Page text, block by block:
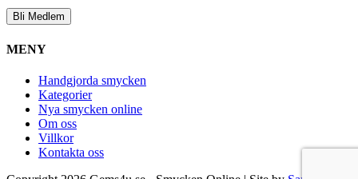
MENY
Handgjorda smycken
Kategorier
Nya smycken online
Om oss
Villkor
Kontakta oss